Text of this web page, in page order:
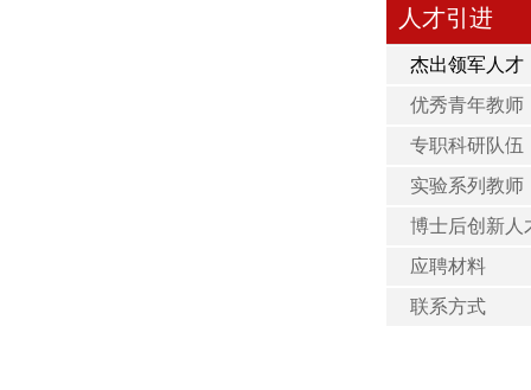
人才引进
杰出领军人才
优秀青年教师
专职科研队伍
实验系列教师
博士后创新人
应聘材料
联系方式